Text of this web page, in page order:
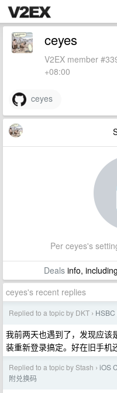
ceyes
V2EX member
+08:00
ceyes
Per ceyes's
Dealsinfo,
ceyes's recent replies
Replied to a topic by DKT ›
我前两天也遇到了，发现应该
装重新登录搞定。好在旧手机
Replied to a topic by Stash › iOS
附兑换码